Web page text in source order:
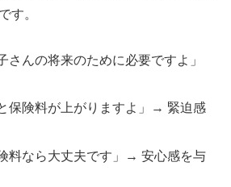
す。
さんの将来のために必要ですよ」
保険料が上がりますよ」→ 緊迫感
料なら大丈夫です」→ 安心感を与